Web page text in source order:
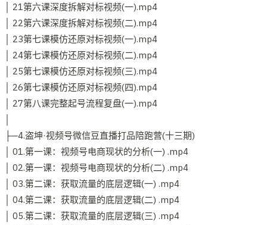
│ 21第六课深度拆解对标视频(一).mp4
│ 22第六课深度拆解对标视频(二).mp4
│ 23第七课模仿还原对标视频(一).mp4
│ 24第七课模仿还原对标视频(二).mp4
│ 25第七课模仿还原对标视频(三).mp4
│ 26第七课模仿还原对标视频(四).mp4
│ 27第八课完整起号流程复盘(一).mp4
├─4.盗坤·视频号微信豆直播打品陪跑营(十三期)
│ 01.第一课：视频号电商现状的分析(一) .mp4
│ 02.第一课：视频号电商现状的分析(二) .mp4
│ 03.第二课：获取流量的底层逻辑(一) .mp4
│ 04.第二课：获取流量的底层逻辑(二) .mp4
│ 05.第二课：获取流量的底层逻辑(三) .mp4